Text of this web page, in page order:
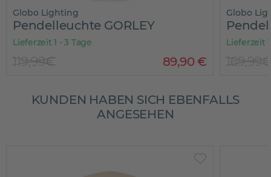
Globo Lighting
Pendelleuchte GORLEY
Lieferzeit 1 - 3 Tage
89,90€
119,99€
Globo
Lieferzeit 1
169,99€
KUNDEN HABEN SICH EBENFALLS
ANGESEHEN